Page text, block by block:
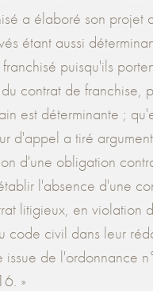
a élaboré son projet
étant aussi
puisqu'ils
contrat de franchise,
est déterminante ;
d'appel a tiré
d'une obligation
l'absence d'une
litigieux, en violation
civil dans leur
issue de l'ordonnance
»